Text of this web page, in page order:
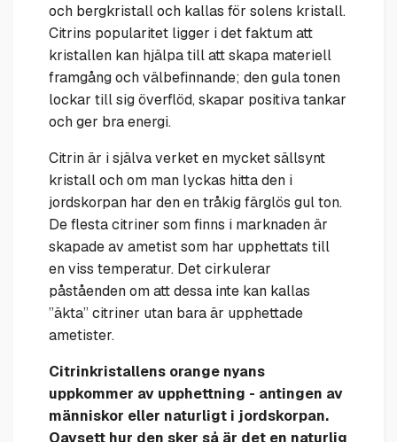
och bergkristall och kallas för solens kristall.
Citrins popularitet ligger i det faktum att
kristallen kan hjälpa till att skapa materiell
framgång och välbefinnande; den gula tonen
lockar till sig överflöd, skapar positiva tankar
och ger bra energi.
Citrin är i själva verket en mycket sällsynt
kristall och om man lyckas hitta den i
jordskorpan har den en tråkig färglös gul ton.
De flesta citriner som finns i marknaden är
skapade av ametist som har upphettats till
en viss temperatur. Det cirkulerar
påståenden om att dessa inte kan kallas
”äkta” citriner utan bara är upphettade
ametister.
Citrinkristallens orange nyans
uppkommer av upphettning - antingen av
människor eller naturligt i jordskorpan.
Oavsett hur den sker så är det en naturlig